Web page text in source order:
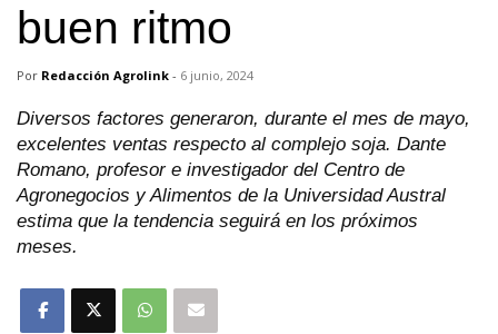
buen ritmo
Por Redacción Agrolink - 6 junio, 2024
Diversos factores generaron, durante el mes de mayo,
excelentes ventas respecto al complejo soja. Dante
Romano, profesor e investigador del Centro de
Agronegocios y Alimentos de la Universidad Austral
estima que la tendencia seguirá en los próximos
meses.